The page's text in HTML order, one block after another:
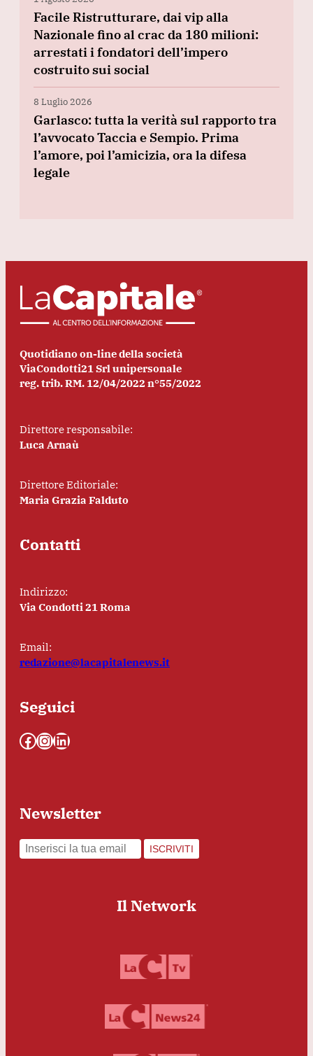
Facile Ristrutturare, dai vip alla
Nazionale fino al crac da 180 milioni:
arrestati i fondatori dell’impero
costruito sui social
8 Luglio 2026
Garlasco: tutta la verità sul rapporto tra
l’avvocato Taccia e Sempio. Prima
l’amore, poi l’amicizia, ora la difesa
legale
Quotidiano on-line della società
ViaCondotti21 Srl unipersonale
reg. trib. RM. 12/04/2022 n°55/2022
Direttore responsabile:
Luca Arnaù
Direttore Editoriale:
Maria Grazia Falduto
Contatti
Indirizzo:
Via Condotti 21 Roma
Email:
redazione@lacapitalenews.it
Seguici
Facebook InstagramLinkedIn
Newsletter
ISCRIVITI
Il Network